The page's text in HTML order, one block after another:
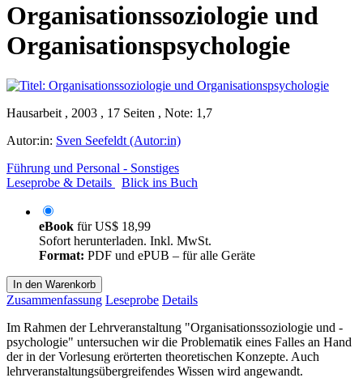
Organisationssoziologie und
Organisationspsychologie
Hausarbeit , 2003 , 17 Seiten , Note: 1,7
Autor:in: Sven Seefeldt (Autor:in)
Führung und Personal - Sonstiges
Leseprobe & Details
Blick ins Buch
eBook fürUS$ 18,99
Sofort herunterladen. Inkl. MwSt.
Format: PDF und ePUB – für alle Geräte
In den Warenkorb
Zusammenfassung Leseprobe Details
Im Rahmen der Lehrveranstaltung "Organisationssoziologie und -
psychologie" untersuchen wir die Problematik eines Falles an Hand
der in der Vorlesung erörterten theoretischen Konzepte. Auch
lehrveranstaltungsübergreifendes Wissen wird angewandt.